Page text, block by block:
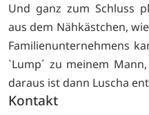
Und ganz zum Schluss
aus dem Nähkästchen,
Familienunternehmens
`Lump´ zu meinem
daraus ist dann Luscha
Kontakt